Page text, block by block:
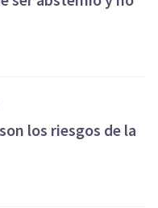
los riesgos de la